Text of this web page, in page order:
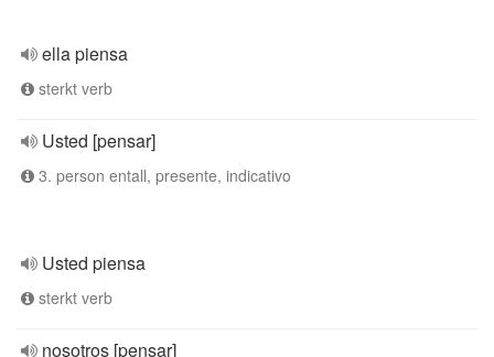
ella piensa
sterkt verb
Usted [pensar]
3. person entall, presente, indicativo
Usted piensa
sterkt verb
nosotros [pensar]